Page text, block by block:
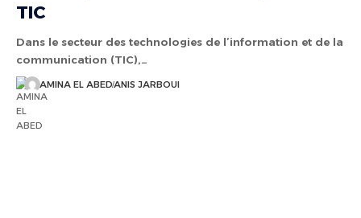
TIC
Dans le secteur des technologies de l’information et de la
communication (TIC),…
AMINA EL ABEDANIS JARBOUI